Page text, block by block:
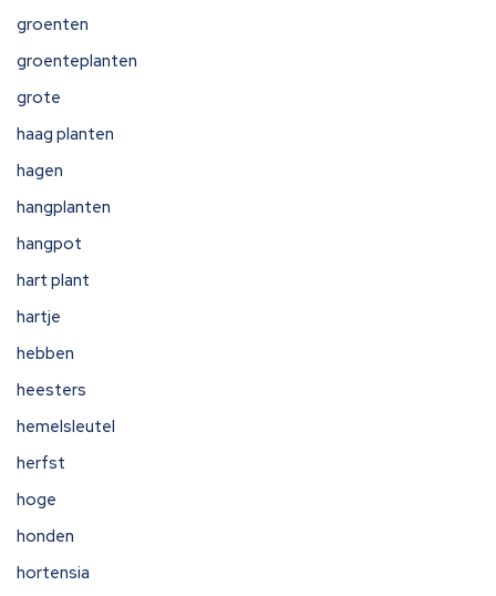
groenten
groenteplanten
grote
haag planten
hagen
hangplanten
hangpot
hart plant
hartje
hebben
heesters
hemelsleutel
herfst
hoge
honden
hortensia